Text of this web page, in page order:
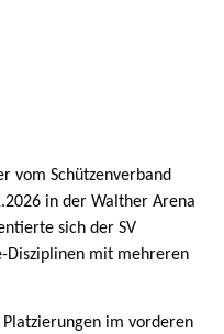
vom Schützenverband
in der Walther Arena
sich der SV
Disziplinen mit mehreren
im vorderen